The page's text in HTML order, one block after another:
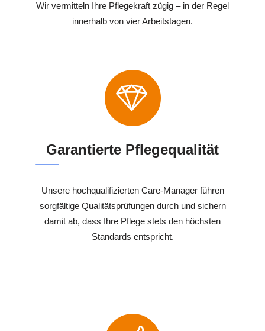
Wir vermitteln Ihre Pflegekraft zügig – in der Regel
innerhalb von vier Arbeitstagen.
Garantierte Pflegequalität
Unsere hochqualifizierten Care-Manager führen
sorgfältige Qualitätsprüfungen durch und sichern
damit ab, dass Ihre Pflege stets den höchsten
Standards entspricht.